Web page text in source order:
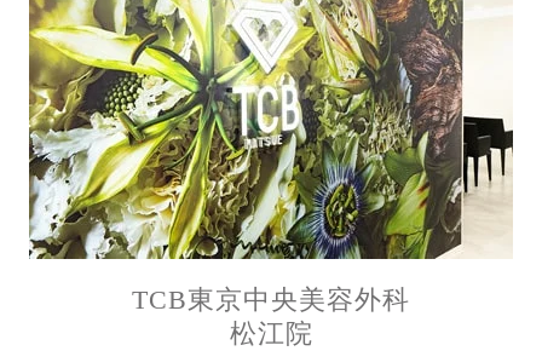
TCB東京中央美容外科
松江院